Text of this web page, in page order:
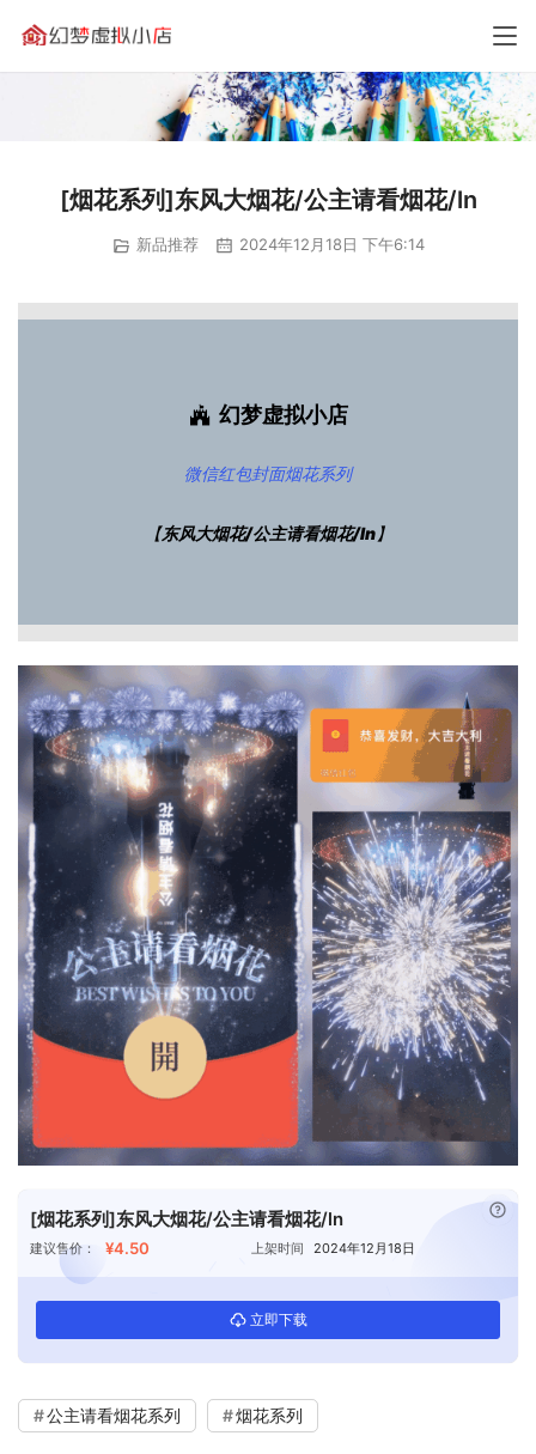
[烟花系列]东风大烟花/公主请看烟花/ln
新品推荐 2024年12月18日 下午6:14
幻梦虚拟小店
微信红包封面烟花系列
【东风大烟花/公主请看烟花/ln】
[烟花系列]东风大烟花/公主请看烟花/ln
建议售价： ¥4.50 上架时间 2024年12月18日
立即下载
已
公主请看烟花系列 烟花系列